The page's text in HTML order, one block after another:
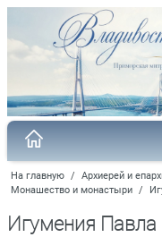
На главную / Архиерей и
Монашество и монастыри /
Игумения Павла